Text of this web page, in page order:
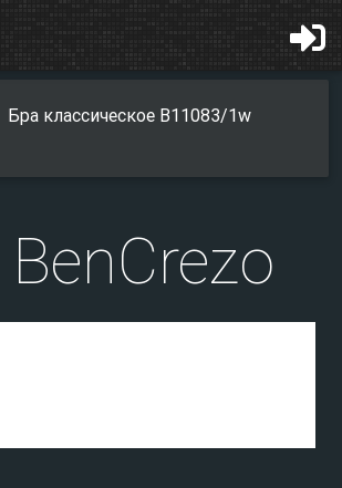
Бра классическое B11083/1w